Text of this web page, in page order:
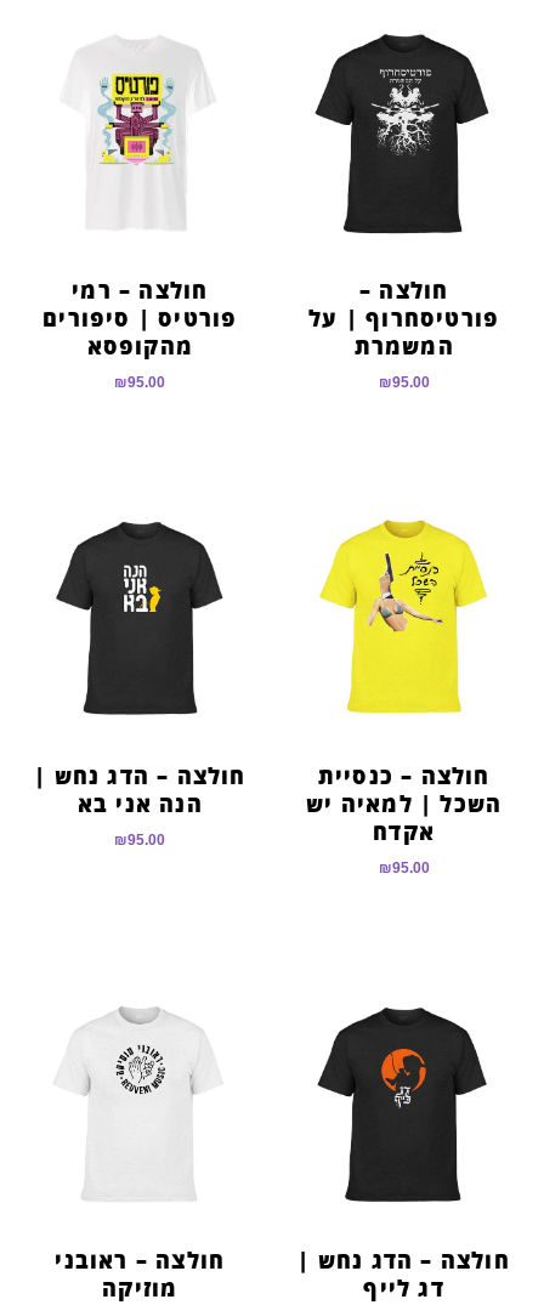
סמן קישורים
חולצה –
פורטיסחרוף | על
המשמרת
₪95.00
חולצה – רמי
פורטיס | סיפורים
מהקופסא
₪95.00
חולצה – כנסיית
השכל | למאיה יש
אקדח
₪95.00
חולצה – הדג נחש |
הנה אני בא
₪95.00
חולצה – הדג נחש |
דג לייף
חולצה – ראובני
מוזיקה